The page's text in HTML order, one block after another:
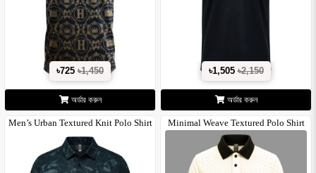
৳725 ৳1,450
অর্ডার করুন
৳1,505৳2,150
অর্ডার করুন
Men’s Urban Textured Knit Polo Shirt
Minimal Weave Textured Polo Shirt
for..